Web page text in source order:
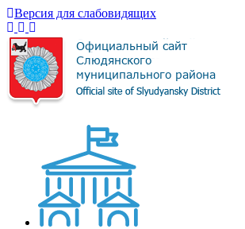
Версия для слабовидящих